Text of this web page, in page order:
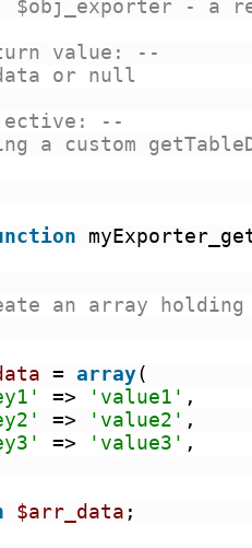
$obj_exporter - a
value: --
or null
--
a custom
an array
= array(
=> 'value1' ,
=> 'value2' ,
=> 'value3' ,
$arr_data ;